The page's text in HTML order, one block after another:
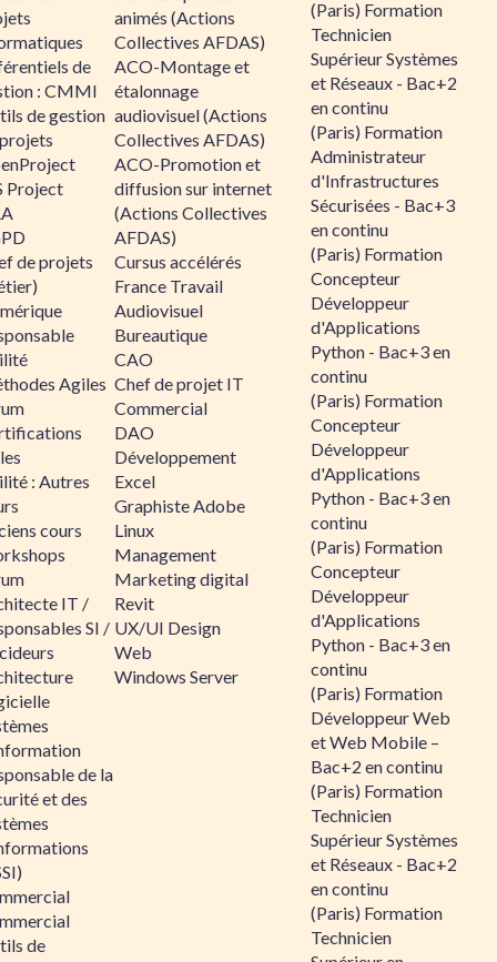
de
: CMMI
de gestion
Project
de projets
Agiles
: Autres
cours
IT /
SI /
de la
et des
de
animés (Actions
Collectives AFDAS)
ACO-Montage et
étalonnage
audiovisuel (Actions
Collectives AFDAS)
ACO-Promotion et
diffusion sur internet
(Actions Collectives
AFDAS)
Cursus accélérés
France Travail
Audiovisuel
Bureautique
CAO
Chef de projet IT
Commercial
DAO
Développement
Excel
Graphiste Adobe
Linux
Management
Marketing digital
Revit
UX/UI Design
Web
Windows Server
(Paris) Formation
Technicien
Supérieur Systèmes
et Réseaux - Bac+2
en continu
(Paris) Formation
Administrateur
d'Infrastructures
Sécurisées - Bac+3
en continu
(Paris) Formation
Concepteur
Développeur
d'Applications
Python - Bac+3 en
continu
(Paris) Formation
Concepteur
Développeur
d'Applications
Python - Bac+3 en
continu
(Paris) Formation
Concepteur
Développeur
d'Applications
Python - Bac+3 en
continu
(Paris) Formation
Développeur Web
et Web Mobile –
Bac+2 en continu
(Paris) Formation
Technicien
Supérieur Systèmes
et Réseaux - Bac+2
en continu
(Paris) Formation
Technicien